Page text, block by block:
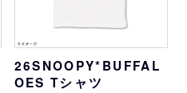
26SNOOPY*BUFFAL
OES Tシャツ